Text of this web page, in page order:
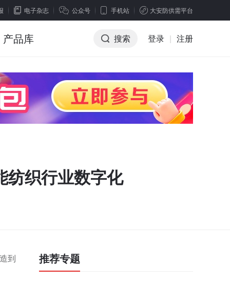
电子杂志 公众号 手机站 大安防供需平台
产品库 搜索 登录 | 注册
织行业数字化
到
推荐专题